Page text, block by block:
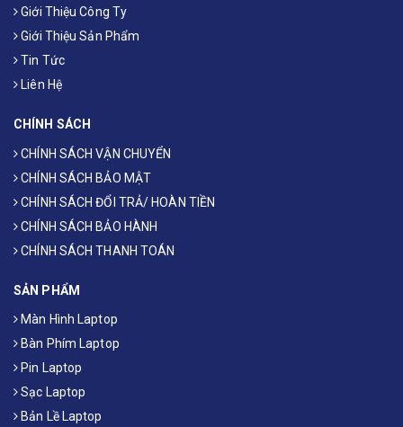
Giới Thiệu Công Ty
Giới Thiệu Sản Phẩm
Tin Tức
Liên Hệ
CHÍNH SÁCH
CHÍNH SÁCH VẬN CHUYỂN
CHÍNH SÁCH BẢO MẬT
CHÍNH SÁCH ĐỔI TRẢ/ HOÀN TIỀN
CHÍNH SÁCH BẢO HÀNH
CHÍNH SÁCH THANH TOÁN
SẢN PHẨM
Màn Hình Laptop
Bàn Phím Laptop
Pin Laptop
Sạc Laptop
Bản Lề Laptop